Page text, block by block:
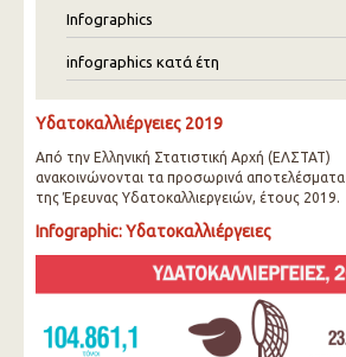
Infographics
infographics κατά έτη
Υδατοκαλλιέργειες 2019
Από την Ελληνική Στατιστική Αρχή (ΕΛΣΤΑΤ)
ανακοινώνονται τα προσωρινά αποτελέσματα
της Έρευνας Υδατοκαλλιεργειών, έτους 2019.
Infographic: Υδατοκαλλιέργειες